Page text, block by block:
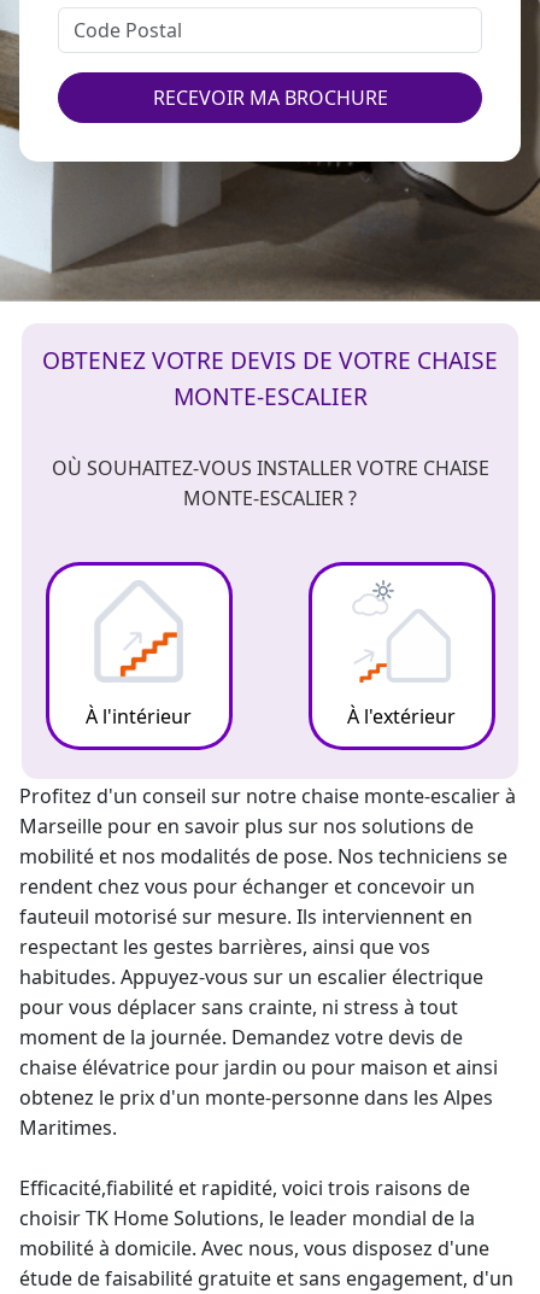
RECEVOIR MA BROCHURE
OBTENEZ VOTRE DEVIS DE VOTRE CHAISE
MONTE-ESCALIER
OÙ SOUHAITEZ-VOUS INSTALLER VOTRE CHAISE
MONTE-ESCALIER ?
À l'intérieur À l'extérieur
Profitez d'un conseil sur notre chaise monte-escalierà
Marseille pour en savoir plus sur nos solutions de
mobilité et nos modalités de pose. Nos techniciens se
rendent chez vous pour échanger et concevoir un
fauteuil motorisé sur mesure. Ils interviennent en
respectant les gestes barrières, ainsi que vos
habitudes. Appuyez-vous sur un escalier électrique
pour vous déplacer sans crainte, ni stress à tout
moment de la journée. Demandez votre devis de
chaise élévatrice pour jardin ou pour maison et ainsi
obtenez le prix d'un monte-personnedans les Alpes
Maritimes.
Efficacité,fiabilité et rapidité, voici trois raisons de
choisir TK Home Solutions, le leader mondial de la
mobilité à domicile. Avec nous, vous disposez d'une
étude de faisabilité gratuite et sans engagement, d'un